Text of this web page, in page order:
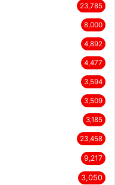
23,785
8,000
4,892
4,477
3,594
3,509
3,185
23,458
9,217
3,050